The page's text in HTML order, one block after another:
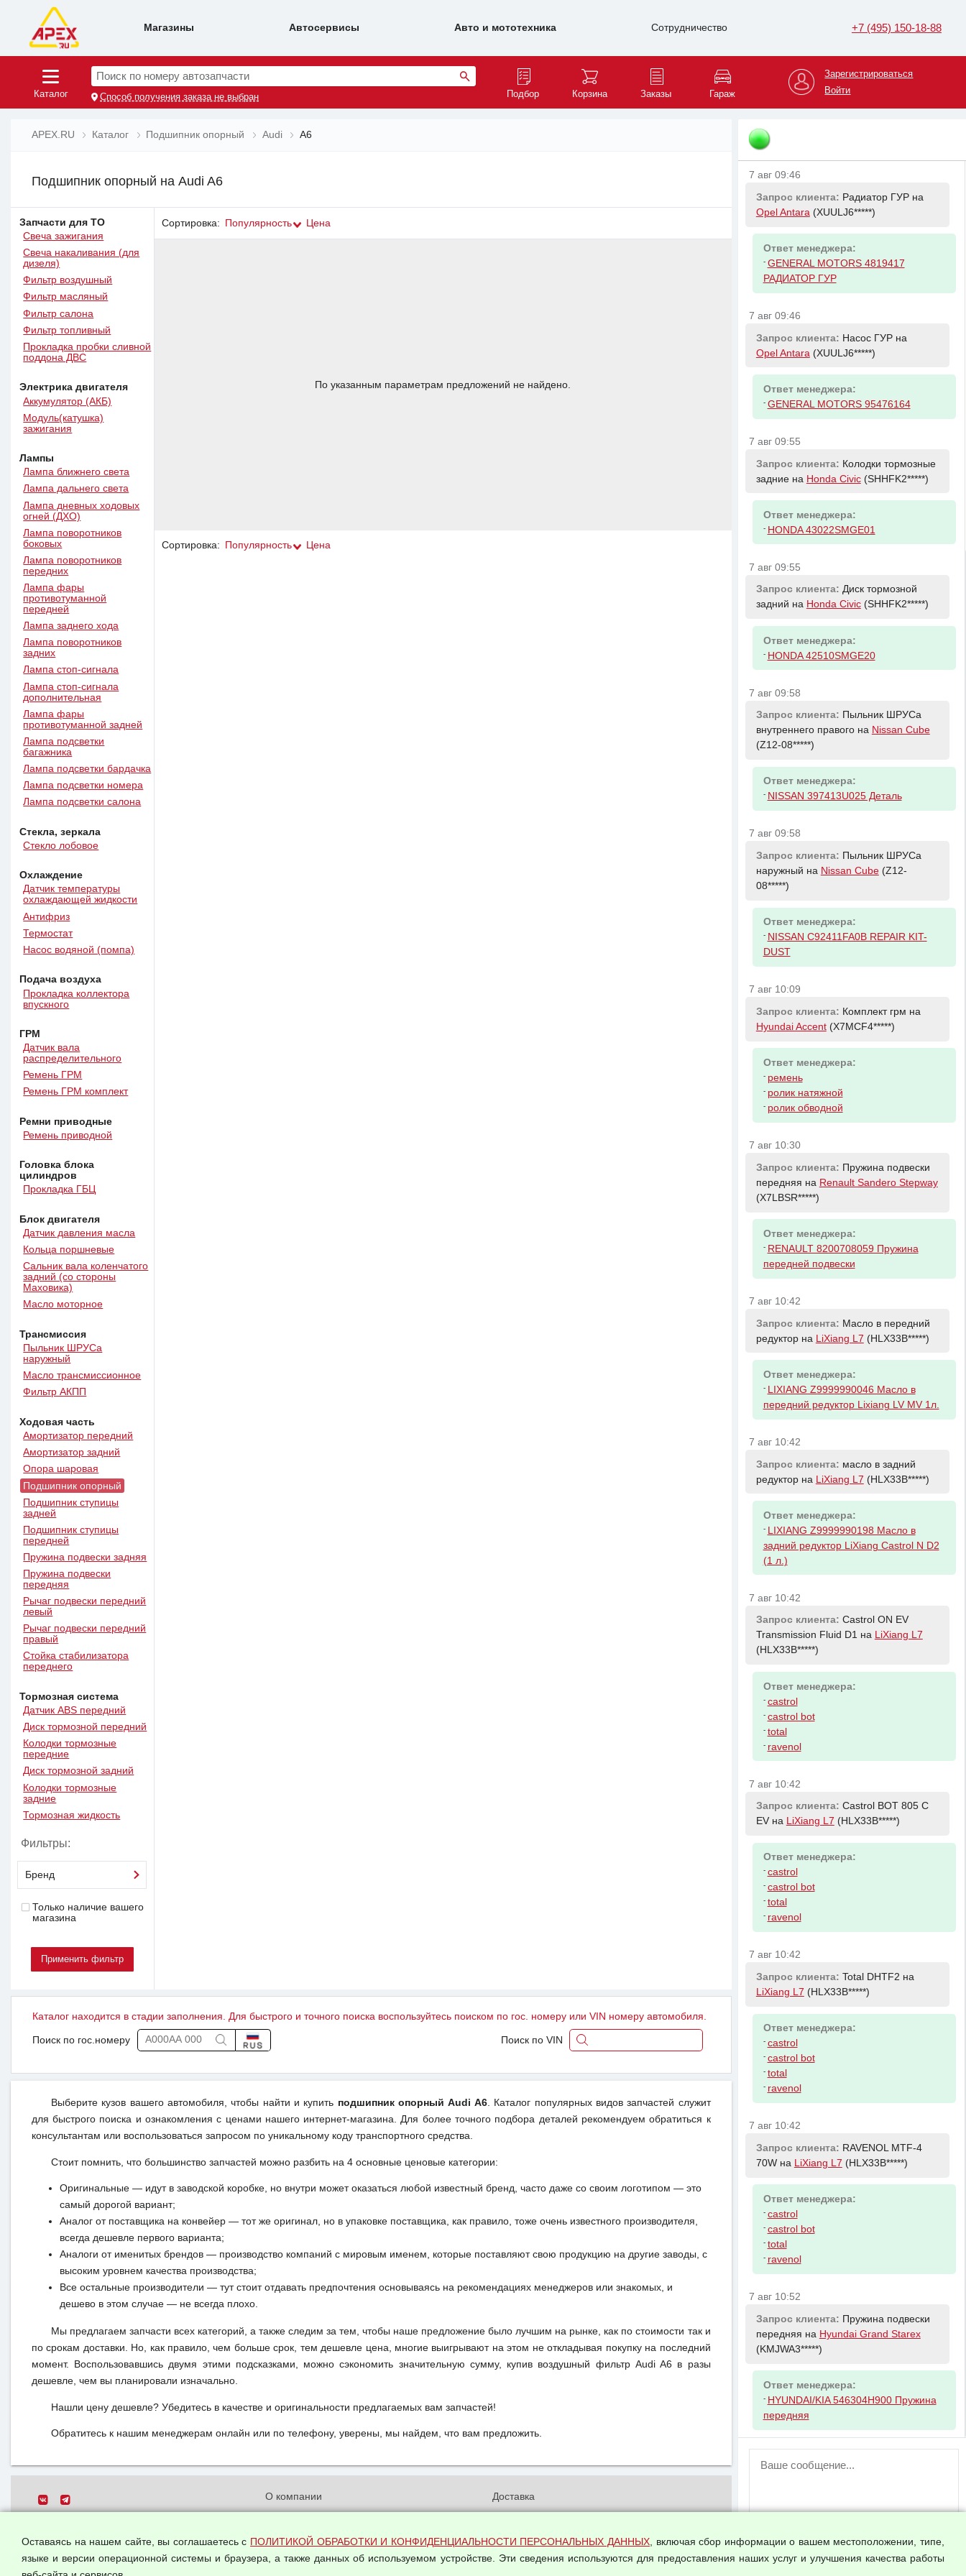
Магазины Автосервисы Авто и мототехника Сотрудничество +7 (495) 150-18-88
Каталог
Поиск по номеру автозапчасти
Способ получения заказа не выбран Подбор Корзина Заказы Гараж
Зарегистрироваться
Войти
APEX.RU Каталог Подшипник опорный Audi A6
Подшипник опорный на Audi A6
Запчасти для ТО
Свеча зажигания
Свеча накаливания (для
дизеля)
Фильтр воздушный
Фильтр масляный
Фильтр салона
Фильтр топливный
Прокладка пробки сливной
поддона ДВС
Электрика двигателя
Аккумулятор (АКБ)
Модуль(катушка)
зажигания
Лампы
Лампа ближнего света
Лампа дальнего света
Лампа дневных ходовых
огней (ДХО)
Лампа поворотников
боковых
Лампа поворотников
передних
Лампа фары
противотуманной
передней
Лампа заднего хода
Лампа поворотников
задних
Лампа стоп-сигнала
Лампа стоп-сигнала
дополнительная
Лампа фары
противотуманной задней
Лампа подсветки
багажника
Лампа подсветки бардачка
Лампа подсветки номера
Лампа подсветки салона
Стекла, зеркала
Стекло лобовое
Охлаждение
Датчик температуры
охлаждающей жидкости
Антифриз
Термостат
Насос водяной (помпа)
Подача воздуха
Прокладка коллектора
впускного
ГРМ
Датчик вала
распределительного
Ремень ГРМ
Ремень ГРМ комплект
Ремни приводные
Ремень приводной
Головка блока
цилиндров
Прокладка ГБЦ
Блок двигателя
Датчик давления масла
Кольца поршневые
Сальник вала коленчатого
задний (со стороны
Маховика)
Масло моторное
Трансмиссия
Пыльник ШРУСа
наружный
Масло трансмиссионное
Фильтр АКПП
Ходовая часть
Амортизатор передний
Амортизатор задний
Опора шаровая
Подшипник опорный
Подшипник ступицы
задней
Подшипник ступицы
передней
Пружина подвески задняя
Пружина подвески
передняя
Рычаг подвески передний
левый
Рычаг подвески передний
правый
Стойка стабилизатора
переднего
Тормозная система
Датчик ABS передний
Диск тормозной передний
Колодки тормозные
передние
Диск тормозной задний
Колодки тормозные
задние
Тормозная жидкость
Фильтры:
Бренд
Только наличие вашего
магазина
Сортировка: Популярность Цена
По указанным параметрам предложений не найдено.
Сортировка: Популярность Цена
Каталог находится в стадии заполнения. Для быстрого и точного поиска воспользуйтесь поиском по гос. номеру или VIN номеру автомобиля.
Поиск по гос.номеру Поиск по VIN
Выберите кузов вашего автомобиля, чтобы найти и купить подшипник опорный Audi A6. Каталог популярных видов запчастей служит
для быстрого поиска и ознакомления с ценами нашего интернет-магазина. Для более точного подбора деталей рекомендуем обратиться к
консультантам или воспользоваться запросом по уникальному коду транспортного средства.
Стоит помнить, что большинство запчастей можно разбить на 4 основные ценовые категории:
Оригинальные — идут в заводской коробке, но внутри может оказаться любой известный бренд, часто даже со своим логотипом — это
самый дорогой вариант;
Аналог от поставщика на конвейер — тот же оригинал, но в упаковке поставщика, как правило, тоже очень известного производителя,
всегда дешевле первого варианта;
Аналоги от именитых брендов — производство компаний с мировым именем, которые поставляют свою продукцию на другие заводы, с
высоким уровнем качества производства;
Все остальные производители — тут стоит отдавать предпочтения основываясь на рекомендациях менеджеров или знакомых, и
дешево в этом случае — не всегда плохо.
Мы предлагаем запчасти всех категорий, а также следим за тем, чтобы наше предложение было лучшим на рынке, как по стоимости так и
по срокам доставки. Но, как правило, чем больше срок, тем дешевле цена, многие выигрывают на этом не откладывая покупку на последний
момент. Воспользовавшись двумя этими подсказками, можно сэкономить значительную сумму, купив воздушный фильтр Audi A6 в разы
дешевле, чем вы планировали изначально.
Нашли цену дешевле? Убедитесь в качестве и оригинальности предлагаемых вам запчастей!
Обратитесь к нашим менеджерам онлайн или по телефону, уверены, мы найдем, что вам предложить.
Все права защищены.
О компании
данных
Доставка
Оплата и возвраты
Арендодателям
Оставаясь на нашем сайте, вы соглашаетесь с ПОЛИТИКОЙ ОБРАБОТКИ И КОНФИДЕНЦИАЛЬНОСТИ ПЕРСОНАЛЬНЫХ ДАННЫХ, включая сбор информации о вашем местоположении, типе,
языке и версии операционной системы и браузера, а также данных об используемом устройстве. Эти сведения используются для предоставления наших услуг и улучшения качества работы
Peugeot 408(Z8T4D5*****)
Ответ менеджера:
CITROEN/PEUGEOT 5960L0 Свеча
06>
7 авг 09:46
Запрос клиента: Радиатор ГУР на
Opel Antara (XUULJ6*****)
Ответ менеджера:
- GENERAL MOTORS 4819417
РАДИАТОР ГУР
7 авг 09:46
Запрос клиента: Насос ГУР на
Opel Antara (XUULJ6*****)
Ответ менеджера:
- GENERAL MOTORS 95476164
7 авг 09:55
Запрос клиента: Колодки тормозные
задние на Honda Civic(SHHFK2*****)
Ответ менеджера:
- HONDA 43022SMGE01
7 авг 09:55
Запрос клиента: Диск тормозной
задний на Honda Civic(SHHFK2*****)
Ответ менеджера:
- HONDA 42510SMGE20
7 авг 09:58
Запрос клиента: Пыльник ШРУСа
внутреннего правого на Nissan Cube
(Z12-08*****)
Ответ менеджера:
- NISSAN 397413U025 Деталь
7 авг 09:58
Запрос клиента: Пыльник ШРУСа
наружный на Nissan Cube(Z12-
08*****)
Ответ менеджера:
- NISSAN C92411FA0B REPAIR KIT-
DUST
7 авг 10:09
Запрос клиента: Комплект грм на
Hyundai Accent(X7MCF4*****)
Ответ менеджера:
- ремень
- ролик натяжной
- ролик обводной
7 авг 10:30
Запрос клиента: Пружина подвески
передняя на Renault Sandero Stepway
(X7LBSR*****)
Ответ менеджера:
- RENAULT 8200708059 Пружина
передней подвески
7 авг 10:42
Запрос клиента: Масло в передний
редуктор на LiXiang L7 (HLX33B*****)
Ответ менеджера:
-
LIXIANG Z9999990046 Масло в
передний редуктор Lixiang LV MV 1л.
7 авг 10:42
Запрос клиента: масло в задний
редуктор на LiXiang L7 (HLX33B*****)
Ответ менеджера:
- LIXIANG Z9999990198 Масло в
задний редуктор LiXiang Castrol N D2
(1 л.)
7 авг 10:42
Запрос клиента: Castrol ON EV
Transmission Fluid D1 на LiXiang L7
(HLX33B*****)
Ответ менеджера:
- castrol
- castrol bot
- total
- ravenol
7 авг 10:42
Запрос клиента: Castrol BOT 805 C
EV на LiXiang L7 (HLX33B*****)
Ответ менеджера:
- castrol
- castrol bot
- total
- ravenol
7 авг 10:42
Запрос клиента: Total DHTF2 на
LiXiang L7 (HLX33B*****)
Ответ менеджера:
- castrol
- castrol bot
- total
- ravenol
7 авг 10:42
Запрос клиента: RAVENOL MTF-4
70W на
LiXiang L7 (HLX33B*****)
Ответ менеджера:
- castrol
- castrol bot
- total
- ravenol
7 авг 10:52
Запрос клиента: Пружина подвески
передняя на Hyundai Grand Starex
(KMJWA3*****)
Ответ менеджера:
- HYUNDAI/KIA 546304H900 Пружина
передняя
ВНИМАНИЕ!
пользователей временно отключена!
аккаунт.